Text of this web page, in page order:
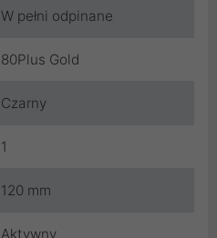
W pełni odpinane
80Plus Gold
Czarny
1
120 mm
Aktywny